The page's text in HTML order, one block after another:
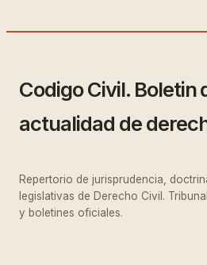
Codigo Civil. Boletin
actualidad de
Repertorio de jurisprudencia,
legislativas de Derecho Civil.
y boletines oficiales.